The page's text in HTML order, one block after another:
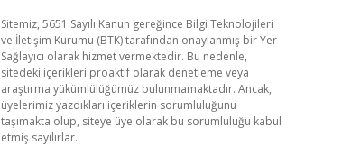
Sitemiz, 5651 Sayılı Kanun gereğince Bilgi Teknolojileri
ve İletişim Kurumu (BTK) tarafından onaylanmış bir Yer
Sağlayıcı olarak hizmet vermektedir. Bu nedenle,
sitedeki içerikleri proaktif olarak denetleme veya
araştırma yükümlülüğümüz bulunmamaktadır. Ancak,
üyelerimiz yazdıkları içeriklerin sorumluluğunu
taşımakta olup, siteye üye olarak bu sorumluluğu kabul
etmiş sayılırlar.